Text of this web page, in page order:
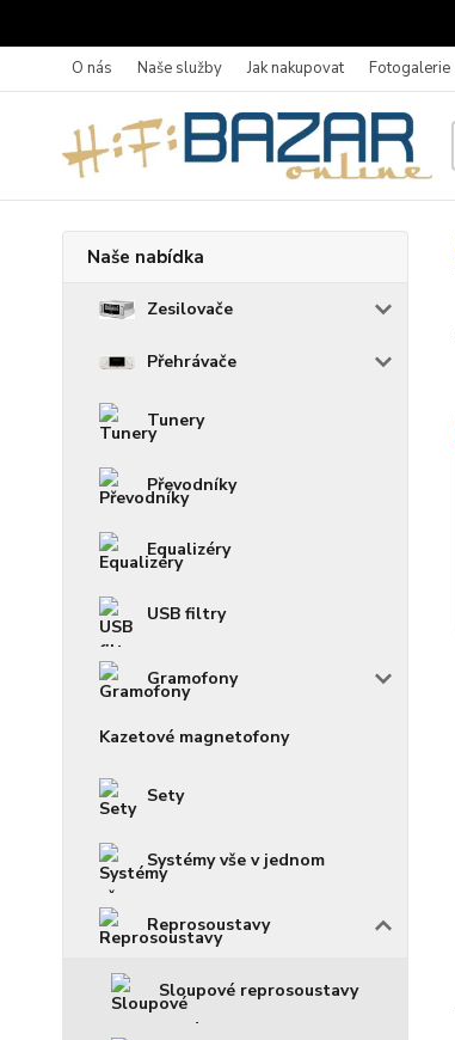
O nás Naše služby Jak nakupovat Fotogalerie
Naše nabídka
Zesilovače
Přehrávače
Tunery
Převodníky
Equalizéry
USB filtry
Gramofony
Kazetové magnetofony
Sety
Systémy vše v jednom
Reprosoustavy
Sloupové reprosoustavy